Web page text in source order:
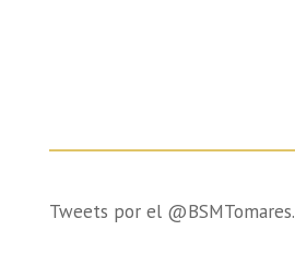
Tweets por el @BSMTomares.